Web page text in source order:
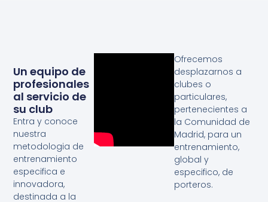
Ofrecemos
desplazarnos a
clubes o
particulares,
pertenecientes a
la Comunidad de
Madrid, para un
entrenamiento,
global y
especifico, de
porteros.
Un equipo de
profesionales
al servicio de
su club
Entra y conoce
nuestra
metodologia de
entrenamiento
especifica e
innovadora,
destinada a la